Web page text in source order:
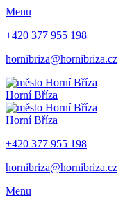
Menu
+420 377 955 198
hornibriza@hornibriza.cz
Horní Bříza
Horní Bříza
+420 377 955 198
hornibriza@hornibriza.cz
Menu